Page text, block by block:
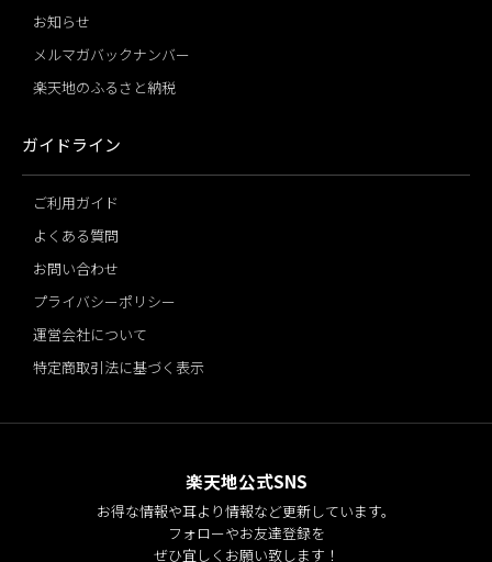
お知らせ
メルマガバックナンバー
楽天地のふるさと納税
ガイドライン
ご利用ガイド
よくある質問
お問い合わせ
プライバシーポリシー
運営会社について
特定商取引法に基づく表示
楽天地公式SNS
お得な情報や耳より情報など更新しています。
フォローやお友達登録を
ぜひ宜しくお願い致します！